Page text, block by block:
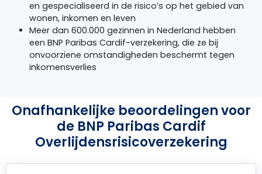
en gespecialiseerd in de risico’s op het gebied van
wonen, inkomen en leven
Meer dan 600.000 gezinnen in Nederland hebben
een BNP Paribas Cardif-verzekering, die ze bij
onvoorziene omstandigheden beschermt tegen
inkomensverlies
Onafhankelijke beoordelingen voor
de BNP Paribas Cardif
Overlijdensrisicoverzekering